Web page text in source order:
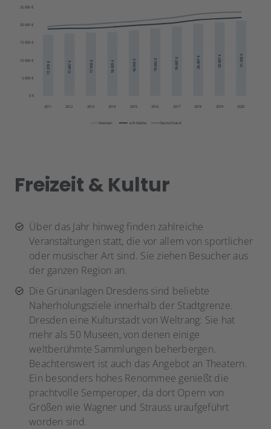
Freizeit & Kultur
Über das Jahr hinweg finden zahlreiche
Veranstaltungen statt, die vor allem von sportlicher
oder musischer Art sind. Sie ziehen Besucher aus
der ganzen Region an.
Die Grünanlagen Dresdens sind beliebte
Naherholungsziele innerhalb der Stadtgrenze.
Dresden eine Kulturstadt von Weltrang: Sie hat
mehr als 50 Museen, von denen einige
weltberühmte Sammlungen beherbergen.
Beachtenswert ist auch das Angebot an Theatern.
Ein besonders hohes Renommee genießt die
prachtvolle Semperoper, da dort Opern von
Größen wie Wagner und Strauss uraufgeführt
worden sind.